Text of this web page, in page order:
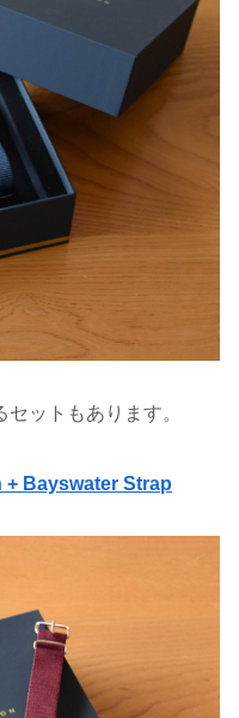
ットもあります。
Bayswater Strap